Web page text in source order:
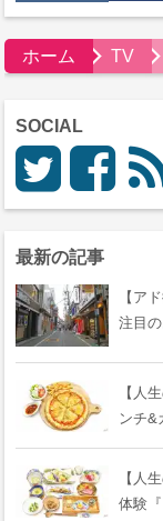
ホーム TV
SOCIAL
最新の記事
【ア
注目
【人
ンチ&
【人
体験